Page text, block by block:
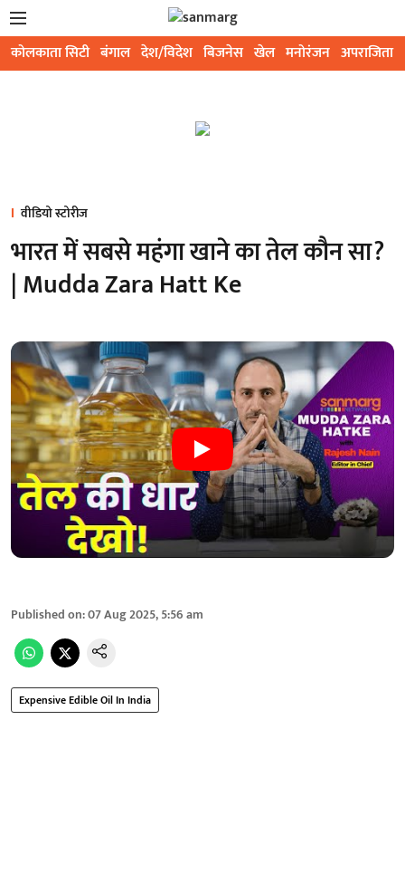
कोलकाता सिटी बंगाल देश/विदेश बिजनेस खेल मनोरंजन अपराजिता
वीडियो स्टोरीज
भारत में सबसे महंगा खाने का तेल कौन सा?
| Mudda Zara Hatt Ke
Published on:07 Aug 2025, 5:56 am
Expensive Edible Oil In India